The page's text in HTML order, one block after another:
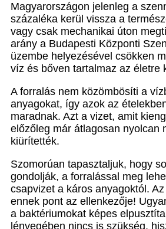
Magyarországon jelenleg a
százaléka kerül vissza a
vagy csak mechanikai úton
arány a Budapesti Központi
üzembe helyezésével csökken
víz és bőven tartalmaz az életre
A forralás nem közömbösíti a
anyagokat, így azok az
maradnak. Azt a vizet, amit
előzőleg már átlagosan nyolcan
kiürítették.
Szomorúan tapasztaljuk, hogy
gondolják, a forralással meg
csapvizet a káros anyagoktól.
ennek pont az ellenkezője!
a baktériumokat képes
lényegében nincs is szükség,